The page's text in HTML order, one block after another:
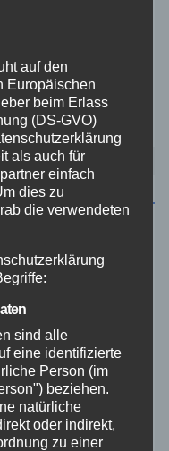
auf den
Europäischen
beim Erlass
(DS-GVO)
als auch für
einfach
dies zu
die verwendeten
sind alle
eine identifizierte
Person (im
beziehen.
natürliche
oder indirekt,
zu einer